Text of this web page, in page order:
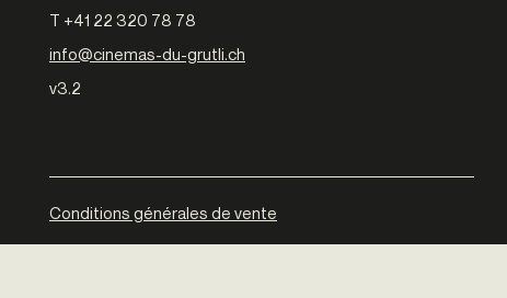
T +41 22 320 78 78
info@cinemas-du-grutli.ch
v3.2
Conditions générales de vente